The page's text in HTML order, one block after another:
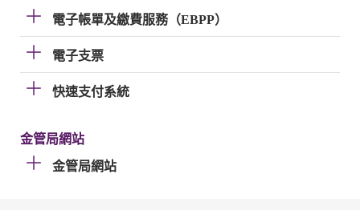
電子帳單及繳費服務（EBPP）
電子支票
快速支付系統
金管局網站
金管局網站